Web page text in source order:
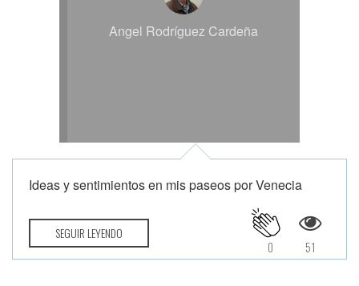
Angel Rodríguez Cardeña
Ideas y sentimientos en mis paseos por Venecia
SEGUIR LEYENDO
51
0